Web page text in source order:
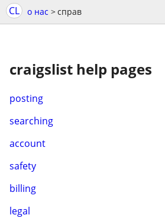
CL о нас >справ
craigslist help pages
posting
searching
account
safety
billing
legal